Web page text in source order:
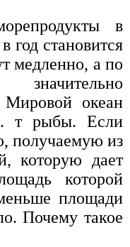
в
год становится
медленно, а по
Мировой океан
т рыбы. Если
получаемую из
которую дает
которой
площади
Почему такое